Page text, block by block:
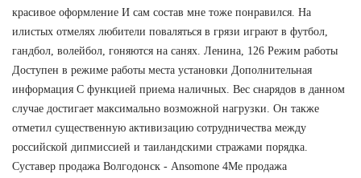
красивое оформление И сам состав мне тоже понравился. На
илистых отмелях любители поваляться в грязи играют в футбол,
гандбол, волейбол, гоняются на санях. Ленина, 126 Режим работы
Доступен в режиме работы места установки Дополнительная
информация С функцией приема наличных. Вес снарядов в данном
случае достигает максимально возможной нагрузки. Он также
отметил существенную активизацию сотрудничества между
российской дипмиссией и таиландскими стражами порядка.
Суставер продажа Волгодонск - Ansomone 4Me продажа